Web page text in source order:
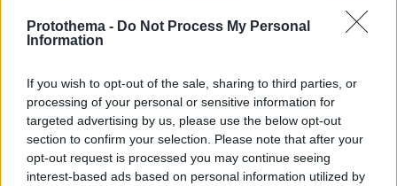
Protothema - Do Not Process My Personal
Information
If you wish to opt-out of the sale, sharing to third parties, or
processing of your personal or sensitive information for
targeted advertising by us, please use the below opt-out
section to confirm your selection. Please note that after your
opt-out request is processed you may continue seeing
interest-based ads based on personal information utilized by
Γονικές παροχές: Οι παγίδες στις μεταφορές
χρημάτων που μπορεί να κοστίσουν σε φόρο
07.08.2026, 07:58